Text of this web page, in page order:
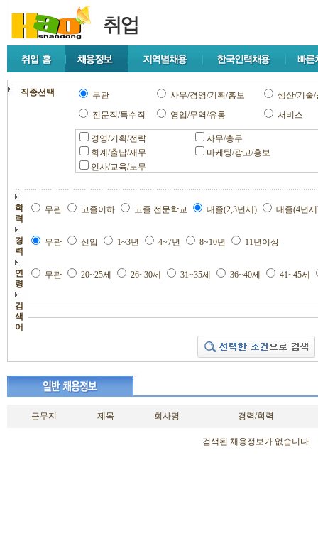
직종선택 무관 사무/경영/기획/홍보
생산/기술
전문직/특수직
영업/무역/유통 서비스
경영/기획/전략
사무/총무
회계/출납/재무
마케팅/광고/홍보
인사/교육/노무
학
력
무관 고졸이하 고졸.전문학교 대졸(2,3년제) 대졸(4년
경
력
무관 신입 1~3년 4~7년 8~10년 11년이상
연
령
무관 20~25세 26~30세 31~35세 36~40세 41~45세
검
색
어
근무지 제목 회사명 경력/학력
검색된 채용정보가 없습니다.